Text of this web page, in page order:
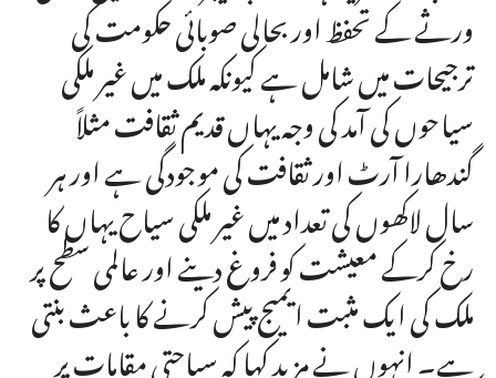
ورثے کے تحفظ اور بحالی صوبائی حکومت کی
ترجیحات میں شامل ہے کیونکہ ملک میں غیر ملکی
سیاحوں کی آمد کی وجہ یہاں قدیم ثقافت مثلاً
گندھارا آرٹ اور ثقافت کی موجودگی ہے اور ہر
سال لاکھوں کی تعداد میں غیر ملکی سیاح یہاں کا
رخ کرکے معیشت کو فروغ دینے اور عالمی سطح پر
ملک کی ایک مثبت ایمیج پیش کرنے کا باعث بنتی
ہے۔ انہوں نے مزید کہا کہ سیاحتی مقامات پر